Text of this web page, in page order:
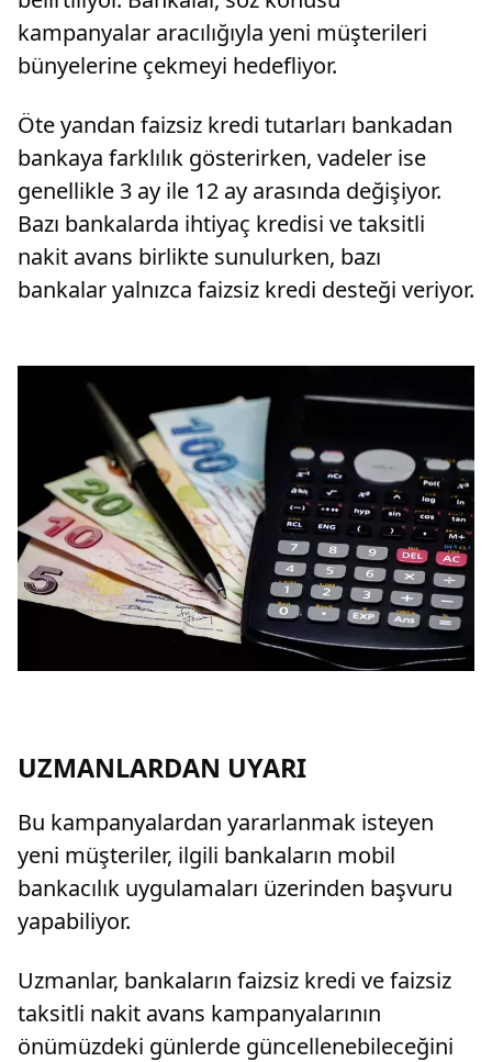
kampanyalar aracılığıyla yeni müşterileri
bünyelerine çekmeyi hedefliyor.
Öte yandan faizsiz kredi tutarları bankadan
bankaya farklılık gösterirken, vadeler ise
genellikle 3 ay ile 12 ay arasında değişiyor.
Bazı bankalarda ihtiyaç kredisi ve taksitli
nakit avans birlikte sunulurken, bazı
bankalar yalnızca faizsiz kredi desteği veriyor.
UZMANLARDAN UYARI
Bu kampanyalardan yararlanmak isteyen
yeni müşteriler, ilgili bankaların mobil
bankacılık uygulamaları üzerinden başvuru
yapabiliyor.
Uzmanlar, bankaların faizsiz kredi ve faizsiz
taksitli nakit avans kampanyalarının
önümüzdeki günlerde güncellenebileceğini